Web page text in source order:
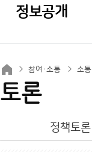
정보공개
참여·소통 소통
토론
정책토론